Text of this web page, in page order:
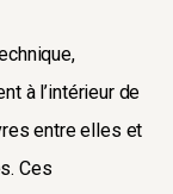
à l’intérieur de
entre elles et
Ces